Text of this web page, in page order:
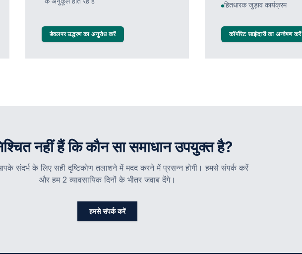
डेवलपर उद्धरण का अनुरोध करें
हितधारक जुड़ाव कार्यक्रम
कॉर्पोरेट साझेदारी का अन्वेषण करें
नहीं हैं कि कौन सा समाधान उपयुक्त है?
संदर्भ के लिए सही दृष्टिकोण तलाशने में मदद करने में प्रसन्न होगी। हमसे संपर्क करें
और हम 2 व्यावसायिक दिनों के भीतर जवाब देंगे।
हमसे संपर्क करें